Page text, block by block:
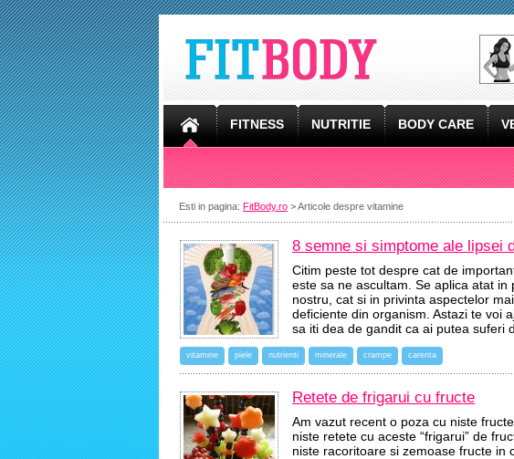
FITNESS NUTRITIE BODY CARE
Esti in pagina: FitBody.ro > Articole despre vitamine
8 semne si simptome ale lipsei
Citim peste tot despre cat de
este sa ne ascultam. Se aplica atat
nostru, cat si in privinta aspectelor
deficiente din organism. Astazi te voi
sa iti dea de gandit ca ai putea suferi
vitamine piele nutrienti minerale crampe carenta
Retete de frigarui cu fructe
Am vazut recent o poza cu niste
niste retete cu aceste “frigarui” de
niste racoritoare si zemoase fructe in